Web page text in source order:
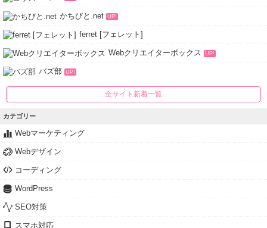
かちびと.net UP!
ferret [フェレット]
Webクリエイターボックス UP!
バズ部 UP!
全サイト新着一覧
カテゴリー
Webマーケティング
Webデザイン
コーディング
WordPress
SEO対策
スマホ対応